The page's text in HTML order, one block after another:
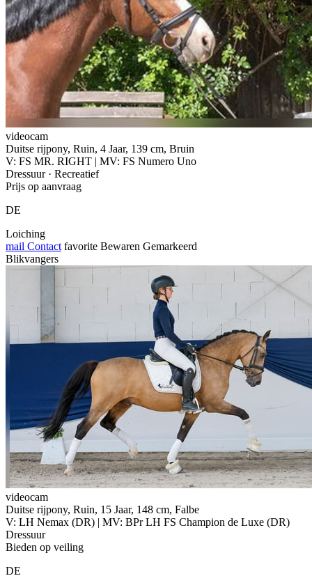
videocam
Duitse rijpony, Ruin, 4 Jaar, 139 cm, Bruin
V: FS MR. RIGHT | MV: FS Numero Uno
Dressuur · Recreatief
Prijs op aanvraag
DE
Loiching
mail Contact favorite Bewaren Gemarkeerd
Blikvangers
videocam
Duitse rijpony, Ruin, 15 Jaar, 148 cm, Falbe
V: LH Nemax (DR) | MV: BPr LH FS Champion de Luxe (DR)
Dressuur
Bieden op veiling
DE